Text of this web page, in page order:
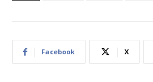
Facebook X